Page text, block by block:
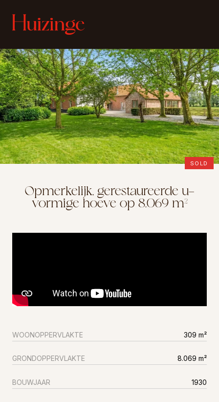
SOLD
Opmerkelijk, gerestaureerde u-
vormige hoeve op 8.069 m²
WOONOPPERVLAKTE 309 m²
GRONDOPPERVLAKTE 8.069 m²
BOUWJAAR 1930